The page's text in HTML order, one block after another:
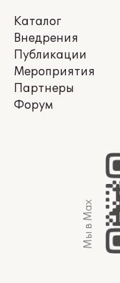
Каталог
Внедрения
Публикации
Мероприятия
Партнеры
Форум
Мы в Max